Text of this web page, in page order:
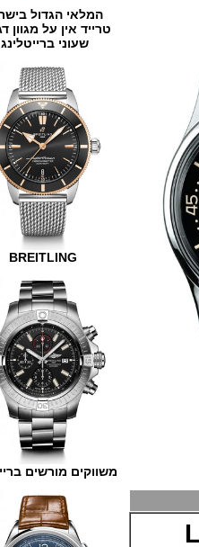
המלאי הגדול בישראל
טרייד אין על מגוון דגמים
שעוני ברייטלינג
BREITLING
משווקים מורשים ברייטלינג